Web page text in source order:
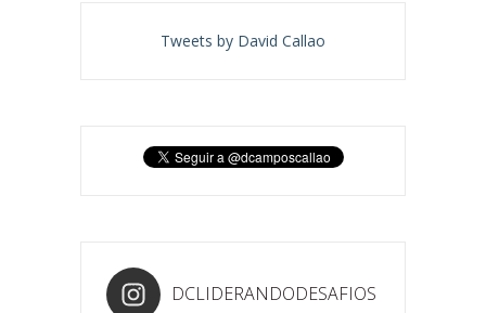
Tweets by David Callao
DCLIDERANDODESAFIOS